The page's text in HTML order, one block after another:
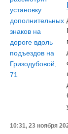
10:31, 23 ноября